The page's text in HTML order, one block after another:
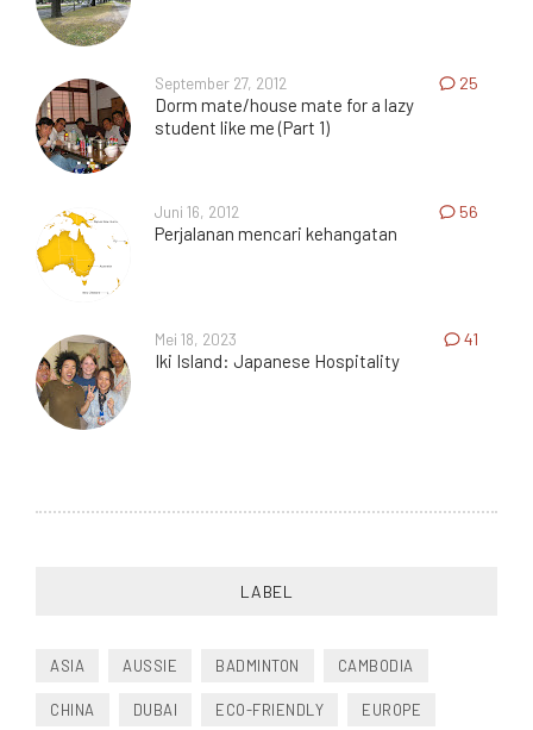
September 27, 2012 25
Dorm mate/house mate for a lazy
student like me (Part 1)
Juni 16, 2012 56
Perjalanan mencari kehangatan
Mei 18, 2023 41
Iki Island: Japanese Hospitality
LABEL
ASIA AUSSIE BADMINTON CAMBODIA
CHINA DUBAI ECO-FRIENDLY EUROPE